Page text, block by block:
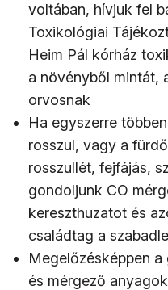
voltában, hívjuk fel
Toxikológiai
Heim Pál kórház
a növényből mintát,
orvosnak
Ha egyszerre
rosszul, vagy a
rosszullét, fejfájás,
gondoljunk CO
kereszthuzatot és
családtag a
Megelőzésképpen
és mérgező